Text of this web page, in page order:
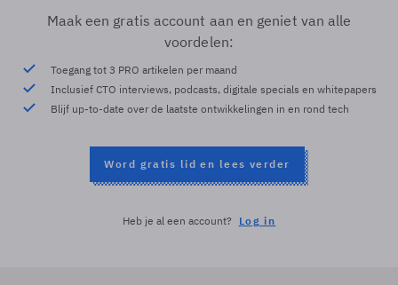
Maak een gratis account aan en geniet van alle
voordelen:
Toegang tot 3 PRO artikelen per maand
Inclusief CTO interviews, podcasts, digitale specials en whitepapers
Blijf up-to-date over de laatste ontwikkelingen in en rond tech
Word gratis lid en lees verder
Heb je al een account? Log in